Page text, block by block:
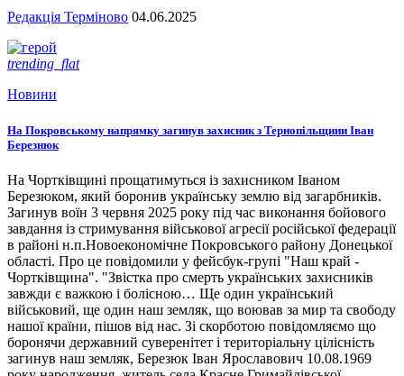
Редакція Терміново 04.06.2025
trending_flat
Новини
На Покровському напрямку загинув захисник з Тернопільщини Іван
Березнюк
На Чортківщині прощатимуться із захисником Іваном
Березюком, який боронив українську землю від загарбників.
Загинув воїн 3 червня 2025 року під час виконання бойового
завдання із стримування військової агресії російської федерації
в районі н.п.Новоекономічне Покровського району Донецької
області. Про це повідомили у фейсбук-групі "Наш край -
Чортківщина". "Звістка про смерть українських захисників
завжди є важкою і болісною… Ще один український
військовий, ще один наш земляк, що воював за мир та свободу
нашої країни, пішов від нас. Зі скорботою повідомляємо що
боронячи державний суверенітет і територіальну цілісність
загинув наш земляк, Березюк Іван Ярославович 10.08.1969